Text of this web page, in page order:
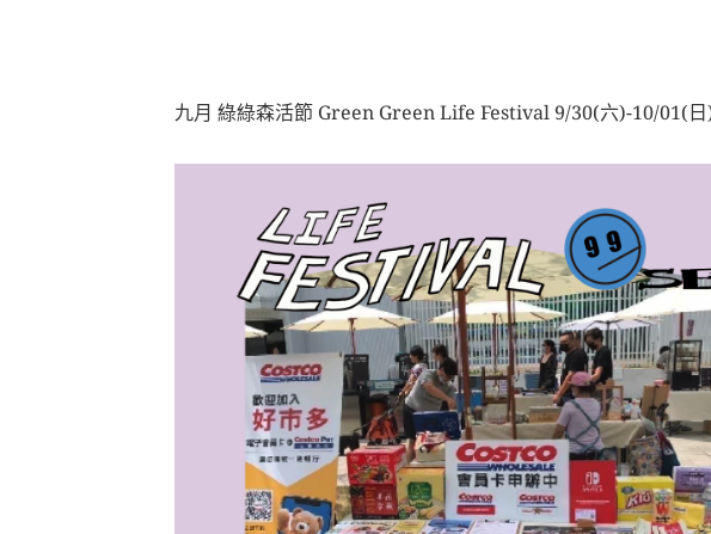
九月 綠綠森活節 Green Green Life Festival 9/30(六)-10/01(日